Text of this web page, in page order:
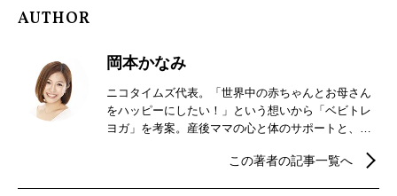
AUTHOR
岡本かなみ
ニコタイムズ代表。「世界中の赤ちゃんとお母さん
をハッピーにしたい！」という想いから「ベビトレ
ヨガ」を考案。産後ママの心と体のサポートと、赤
を取り入れた親子が楽しめるレッスンを行う。全国
この著者の記事一覧へ